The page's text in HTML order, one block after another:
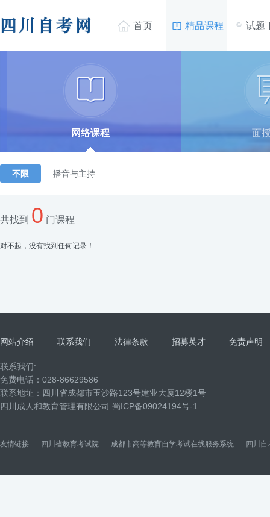
 首页  精品课程  试题
网络课程 面
不限 播音与主持
共找到 0 门课程
对不起，没有找到任何记录！
网站介绍 联系我们 法律条款 招募英才 免责声明
联系我们:
免费电话：028-86629586
联系地址：四川省成都市玉沙路123号建业大厦12楼1号
四川成人和教育管理有限公司 蜀ICP备09024194号-1
友情链接 四川省教育考试院 成都市高等教育自学考试在线服务系统 四川